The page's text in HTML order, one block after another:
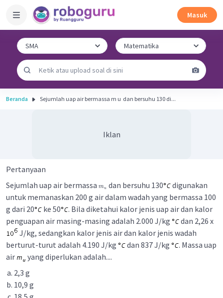
Masuk
Beranda Sejumlah uap air bermassa m u ​ dan bersuhu 130 di...
Iklan
Pertanyaan
Sejumlah uap air bermassa mu dan bersuhu 130
digunakan
untuk memanaskan 200 g air dalam wadah yang bermassa 100
g dari 20
ke 50
. Bila diketahui kalor jenis uap air dan kalor
penguapan air masing-masing adalah 2.000 J/kg
dan 2,26 x
J/kg, sedangkan kalor jenis air dan kalor jenis wadah
berturut-turut adalah 4.190 J/kg
dan 837 J/kg
. Massa uap
air
yang diperlukan adalah....
2,3 g
10,9 g